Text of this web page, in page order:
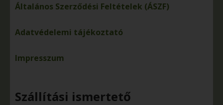
Általános Szerződési Feltételek (ÁSZF)
Adatvédelemi tájékoztató
Impresszum
Szállítási ismertető